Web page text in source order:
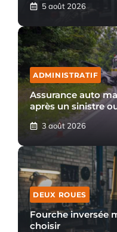
5 août 2026
ADMINISTRATIF
Assurance auto
après un sinistre
3 août 2026
DEUX ROUES
Fourche inversée
choisir